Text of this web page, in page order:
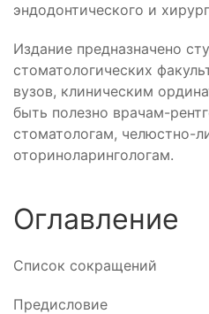
эндодонтического и
Издание предназначено
стоматологических
вузов, клиническим
быть полезно врачам-
стоматологам, челюстно-
оториноларингологам.
Оглавление
Список сокращений
Предисловие